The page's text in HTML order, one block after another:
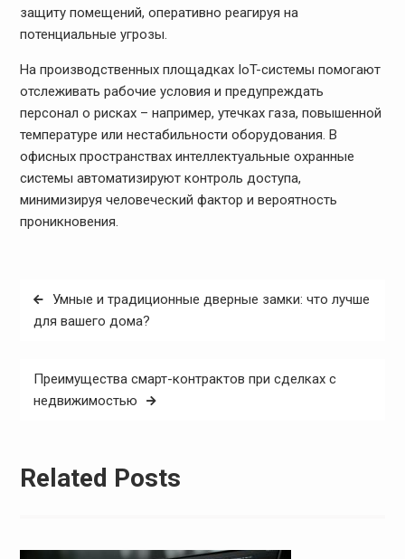
защиту помещений, оперативно реагируя на
потенциальные угрозы.
На производственных площадках IoT-системы помогают
отслеживать рабочие условия и предупреждать
персонал о рисках – например, утечках газа, повышенной
температуре или нестабильности оборудования. В
офисных пространствах интеллектуальные охранные
системы автоматизируют контроль доступа,
минимизируя человеческий фактор и вероятность
проникновения.
Post
navigation
Умные и традиционные дверные замки: что лучше
для вашего дома?
Преимущества смарт-контрактов при сделках с
недвижимостью
Related Posts